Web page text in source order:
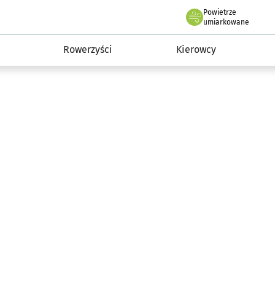
Powietrze
we Wrocławiu
umiarkowane
Rowerzyści Kierowcy